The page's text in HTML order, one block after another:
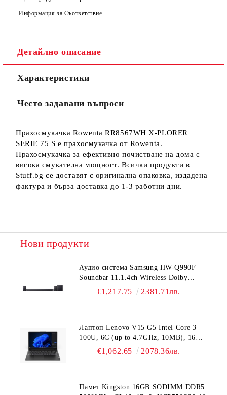
Информация за Съответствие
Детайлно описание
Характеристики
Често задавани въпроси
Прахосмукачка Rowenta RR8567WH X-PLORER
SERIE 75 S е прахосмукачка от Rowenta.
Прахосмукачка за ефективно почистване на дома с
висока смукателна мощност. Всички продукти в
Stuff.bg се доставят с оригинална опаковка, издадена
фактура и бърза доставка до 1-3 работни дни.
Нови продукти
Аудио система Samsung HW-Q990F
Soundbar 11.1.4ch Wireless Dolby
Atmos Model 2025 Black
€1,217.75 2381.71лв.
Лаптоп Lenovo V15 G5 Intel Core 3
100U, 6C (up to 4.7GHz, 10MB), 16GB
DDR5-5200, 512GB SSD, 15.6" FHD
€1,062.65 2078.36лв.
Памет Kingston 16GB SODIMM DDR5